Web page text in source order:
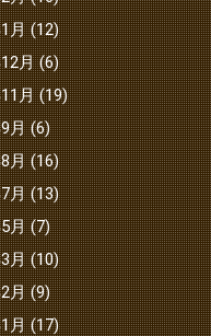
月(12)
月(6)
月(19)
月(6)
月(16)
月(13)
月(7)
月(10)
月(9)
月(17)